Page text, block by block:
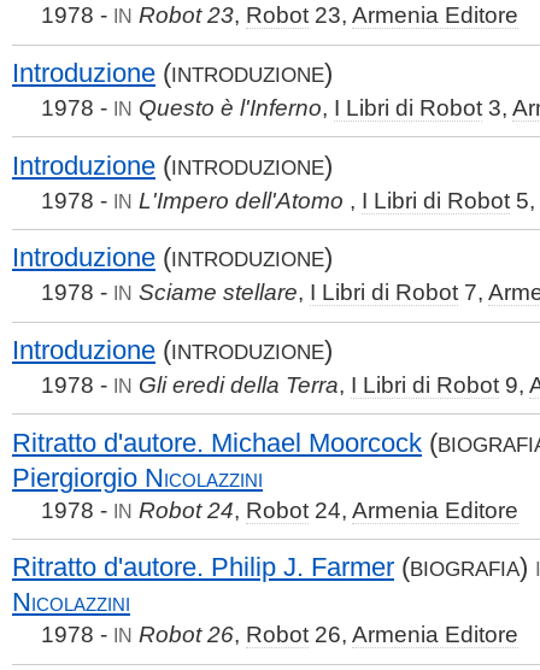
1978 - IN Robot 23, Robot 23, Armenia Editore
Introduzione (INTRODUZIONE)
1978 - IN Questo è l'Inferno, I Libri di Robot 3,
Introduzione (INTRODUZIONE)
1978 - IN L'Impero dell'Atomo , I Libri di Robot 5,
Introduzione (INTRODUZIONE)
1978 - IN Sciame stellare, I Libri di Robot 7,
Introduzione (INTRODUZIONE)
1978 - IN Gli eredi della Terra, I Libri di Robot 9,
Ritratto d'autore. Michael Moorcock (
Piergiorgio Nicolazzini
1978 - IN Robot 24, Robot 24, Armenia Editore
Ritratto d'autore. Philip J. Farmer (BIOGRAFIA)
Nicolazzini
1978 - IN Robot 26, Robot 26, Armenia Editore